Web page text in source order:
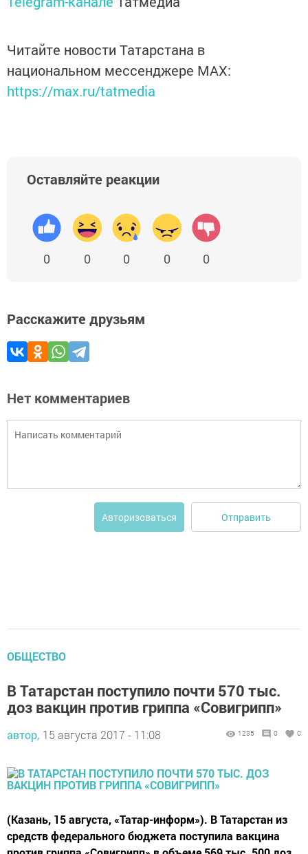
Читайте новости Татарстана в
национальном мессенджере MАХ:
https://max.ru/tatmedia
Оставляйте реакции
0 0 0 0 0
Расскажите друзьям
Нет комментариев
Авторизоваться Отправить
ОБЩЕСТВО
В Татарстан поступило почти 570 тыс.
доз вакцин против гриппа «Совигрипп»
автор, 15 августа 2017 - 11:08 1235 0 0
(Казань, 15 августа, «Татар-информ»). В Татарстан из
средств федерального бюджета поступила вакцина